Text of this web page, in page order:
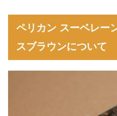
ペリカン スーベレー
スブラウンについて